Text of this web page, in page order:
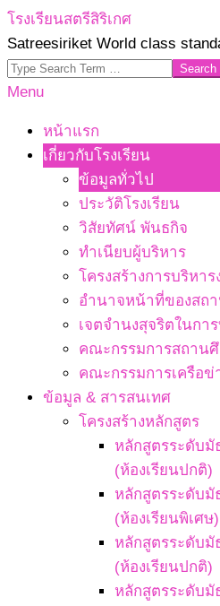
Skip
to
content
โรงเรียนสตรีสิริเกศ
Satreesiriket World class
Search
Primary
Menu
Menu
หน้าแรก
เกี่ยวกับโรงเรียน
ข้อมูลทั่วไป
ประวัติโรงเรียน
วิสัยทัศน์ พันธกิจ
ทำเนียบผู้บริหาร
โครงสร้างการบริหาร
อำนาจหน้าที่ของสถ
เจตจํานงสุจริตในกา
คณะกรรมการสถาน
คณะกรรมการเครือข่
ข้อมูล & สารสนเทศ
โครงสร้างหลักสูตร
หลักสูตรระดับ
(ห้องเรียนปกติ)
หลักสูตรระดับ
(ห้องเรียนพิเศษ)
หลักสูตรระดับมั
(ห้องเรียนปกติ)
หลักสูตรระดับมั